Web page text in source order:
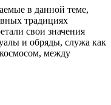
в данной теме,
традициях
свои значения
и обряды, служа как
между